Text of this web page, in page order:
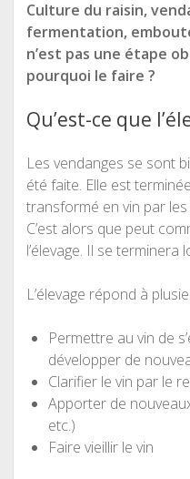
Culture du raisin,
fermentation,
n’est pas une étape
pourquoi le faire ?
Qu’est-ce que
Les vendanges se sont
été faite. Elle est
transformé en vin par les
C’est alors que peut
l’élevage. Il se terminera
L’élevage répond à
Permettre au vin de
développer de
Clarifier le vin par le
Apporter de
etc.)
Faire vieillir le vin